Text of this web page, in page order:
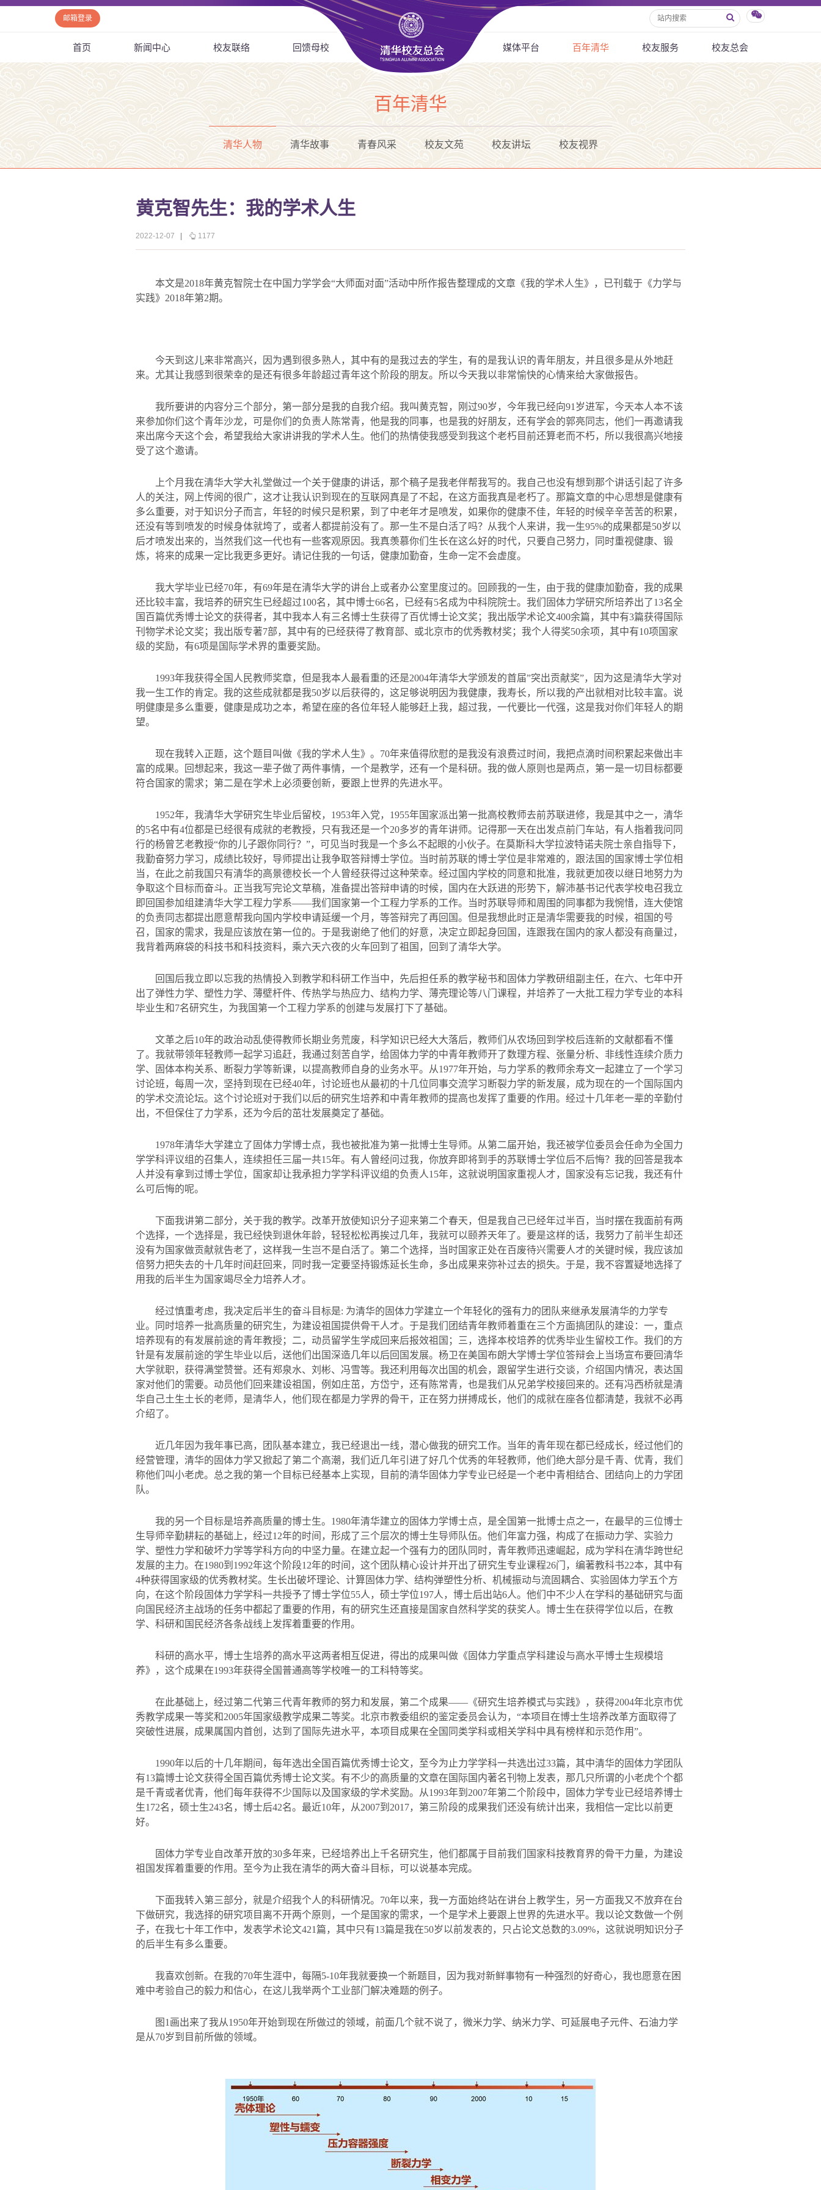
邮箱登录
首页 新闻中心 校友联络 回馈母校 媒体平台 百年清华 校友服务 校友总会
百年清华
清华人物 清华故事 青春风采 校友文苑 校友讲坛 校友视界
黄克智先生：我的学术人生
2022-12-07 1177
本文是2018年黄克智院士在中国力学学会“大师面对面”活动中所作报告整理成的文章《我的学术人生》，已刊载于《力学与
实践》 2018年第2期。
今天到这儿来非常高兴，因为遇到很多熟人，其中有的是我过去的学生，有的是我认识的青年朋友，并且很多是从外地赶
来。尤其让我感到很荣幸的是还有很多年龄超过青年这个阶段的朋友。所以今天我以非常愉快的心情来给大家做报告。
我所要讲的内容分三个部分，第一部分是我的自我介绍。我叫黄克智，刚过90岁，今年我已经向91 岁进军，今天本人本不该
来参加你们这个青年沙龙，可是你们的负责人陈常青，他是我的同事，也是我的好朋友，还有学会的郭亮同志，他们一再邀请我
来出席今天这个会，希望我给大家讲讲我的学术人生。他们的热情使我感受到我这个老朽目前还算老而不朽，所以我很高兴地接
受了这个邀请。
上个月我在清华大学大礼堂做过一个关于健康的讲话，那个稿子是我老伴帮我写的。我自己也没有想到那个讲话引起了许多
人的关注，网上传阅的很广，这才让我认识到现在的互联网真是了不起，在这方面我真是老朽了。那篇文章的中心思想是健康有
多么重要，对于知识分子而言，年轻的时候只是积累，到了中老年才是喷发，如果你的健康不佳，年轻的时候辛辛苦苦的积累，
还没有等到喷发的时候身体就垮了，或者人都提前没有了。那一生不是白活了吗？从我个人来讲，我一生95%的成果都是50岁以
后才喷发出来的，当然我们这一代也有一些客观原因。我真羡慕你们生长在这么好的时代，只要自己努力，同时重视健康、锻
炼，将来的成果一定比我更多更好。请记住我的一句话，健康加勤奋，生命一定不会虚度。
我大学毕业已经70年，有69年是在清华大学的讲台上或者办公室里度过的。回顾我的一生，由于我的健康加勤奋，我的成果
还比较丰富，我培养的研究生已经超过100名，其中博士66名，已经有5名成为中科院院士。我们固体力学研究所培养出了13名全
国百篇优秀博士论文的获得者，其中我本人有三名博士生获得了百优博士论文奖；我出版学术论文400余篇，其中有3篇获得国际
刊物学术论文奖；我出版专著7部，其中有的已经获得了教育部、或北京市的优秀教材奖；我个人得奖50余项，其中有10项国家
级的奖励，有6项是国际学术界的重要奖励。
1993年我获得全国人民教师奖章，但是我本人最看重的还是2004年清华大学颁发的首届”突出贡献奖”，因为这是清华大学对
我一生工作的肯定。我的这些成就都是我50岁以后获得的，这足够说明因为我健康，我寿长，所以我的产出就相对比较丰富。说
明健康是多么重要，健康是成功之本，希望在座的各位年轻人能够赶上我，超过我，一代要比一代强，这是我对你们年轻人的期
望。
现在我转入正题，这个题目叫做《我的学术人生》。 70年来值得欣慰的是我没有浪费过时间，我把点滴时间积累起来做出丰
富的成果。回想起来，我这一辈子做了两件事情，一个是教学，还有一个是科研。我的做人原则也是两点，第一是一切目标都要
符合国家的需求；第二是在学术上必须要创新，要跟上世界的先进水平。
1952年，我清华大学研究生毕业后留校， 1953年入党， 1955年国家派出第一批高校教师去前苏联进修，我是其中之一，清华
的5名中有4位都是已经很有成就的老教授，只有我还是一个20多岁的青年讲师。记得那一天在出发点前门车站，有人指着我问同
行的杨曾艺老教授“你的儿子跟你同行？ ”，可见当时我是一个多么不起眼的小伙子。在莫斯科大学拉波特诺夫院士亲自指导下，
我勤奋努力学习，成绩比较好，导师提出让我争取答辩博士学位。当时前苏联的博士学位是非常难的，跟法国的国家博士学位相
当，在此之前我国只有清华的高景德校长一个人曾经获得过这种荣幸。经过国内学校的同意和批准，我就更加夜以继日地努力为
争取这个目标而奋斗。正当我写完论文草稿，准备提出答辩申请的时候，国内在大跃进的形势下，解沛基书记代表学校电召我立
即回国参加组建清华大学工程力学系——我们国家第一个工程力学系的工作。当时苏联导师和周围的同事都为我惋惜，连大使馆
的负责同志都提出愿意帮我向国内学校申请延缓一个月，等答辩完了再回国。但是我想此时正是清华需要我的时候，祖国的号
召，国家的需求，我是应该放在第一位的。于是我谢绝了他们的好意，决定立即起身回国，连跟我在国内的家人都没有商量过，
我背着两麻袋的科技书和科技资料，乘六天六夜的火车回到了祖国，回到了清华大学。
回国后我立即以忘我的热情投入到教学和科研工作当中，先后担任系的教学秘书和固体力学教研组副主任，在六、七年中开
出了弹性力学、塑性力学、薄壁杆件、传热学与热应力、结构力学、薄壳理论等八门课程，并培养了一大批工程力学专业的本科
毕业生和7名研究生，为我国第一个工程力学系的创建与发展打下了基础。
文革之后10年的政治动乱使得教师长期业务荒废，科学知识已经大大落后，教师们从农场回到学校后连新的文献都看不懂
了。我就带领年轻教师一起学习追赶，我通过刻苦自学，给固体力学的中青年教师开了数理方程、张量分析、非线性连续介质力
学、固体本构关系、断裂力学等新课，以提高教师自身的业务水平。从1977年开始，与力学系的教师余寿文一起建立了一个学习
讨论班，每周一次，坚持到现在已经40年，讨论班也从最初的十几位同事交流学习断裂力学的新发展，成为现在的一个国际国内
的学术交流论坛。这个讨论班对于我们以后的研究生培养和中青年教师的提高也发挥了重要的作用。经过十几年老一辈的辛勤付
出，不但保住了力学系，还为今后的茁壮发展奠定了基础。
1978年清华大学建立了固体力学博士点，我也被批准为第一批博士生导师。从第二届开始，我还被学位委员会任命为全国力
学学科评议组的召集人，连续担任三届一共15年。有人曾经问过我，你放弃即将到手的苏联博士学位后不后悔？我的回答是我本
人并没有拿到过博士学位，国家却让我承担力学学科评议组的负责人15年，这就说明国家重视人才，国家没有忘记我，我还有什
么可后悔的呢。
下面我讲第二部分，关于我的教学。改革开放使知识分子迎来第二个春天，但是我自己已经年过半百，当时摆在我面前有两
个选择，一个选择是，我已经快到退休年龄，轻轻松松再挨过几年，我就可以颐养天年了。要是这样的话，我努力了前半生却还
没有为国家做贡献就告老了，这样我一生岂不是白活了。第二个选择，当时国家正处在百废待兴需要人才的关键时候，我应该加
倍努力把失去的十几年时间赶回来，同时我一定要坚持锻炼延长生命，多出成果来弥补过去的损失。于是，我不容置疑地选择了
用我的后半生为国家竭尽全力培养人才。
经过慎重考虑，我决定后半生的奋斗目标是: 为清华的固体力学建立一个年轻化的强有力的团队来继承发展清华的力学专
业。同时培养一批高质量的研究生，为建设祖国提供骨干人才。于是我们团结青年教师着重在三个方面搞团队的建设：一，重点
培养现有的有发展前途的青年教授；二，动员留学生学成回来后报效祖国；三，选择本校培养的优秀毕业生留校工作。我们的方
针是有发展前途的学生毕业以后，送他们出国深造几年以后回国发展。杨卫在美国布朗大学博士学位答辩会上当场宣布要回清华
大学就职，获得满堂赞誉。还有郑泉水、刘彬、冯雪等。我还利用每次出国的机会，跟留学生进行交谈，介绍国内情况，表达国
家对他们的需要。动员他们回来建设祖国，例如庄茁，方岱宁，还有陈常青，也是我们从兄弟学校接回来的。还有冯西桥就是清
华自己土生土长的老师，是清华人，他们现在都是力学界的骨干，正在努力拼搏成长，他们的成就在座各位都清楚，我就不必再
介绍了。
近几年因为我年事已高，团队基本建立，我已经退出一线，潜心做我的研究工作。当年的青年现在都已经成长，经过他们的
经营管理，清华的固体力学又掀起了第二个高潮，我们近几年引进了好几个优秀的年轻教师，他们绝大部分是千青、优青，我们
称他们叫小老虎。总之我的第一个目标已经基本上实现，目前的清华固体力学专业已经是一个老中青相结合、团结向上的力学团
队。
我的另一个目标是培养高质量的博士生。 1980年清华建立的固体力学博士点，是全国第一批博士点之一，在最早的三位博士
生导师辛勤耕耘的基础上，经过12年的时间，形成了三个层次的博士生导师队伍。他们年富力强，构成了在振动力学、实验力
学、塑性力学和破坏力学等学科方向的中坚力量。在建立起一个强有力的团队同时，青年教师迅速崛起，成为学科在清华跨世纪
发展的主力。在1980到 1992年这个阶段12年的时间，这个团队精心设计并开出了研究生专业课程26门，编著教科书22本，其中有
4种获得国家级的优秀教材奖。生长出破坏理论、计算固体力学、结构弹塑性分析、机械振动与流固耦合、实验固体力学五个方
向，在这个阶段固体力学学科一共授予了博士学位55人，硕士学位197人，博士后出站6人。他们中不少人在学科的基础研究与面
向国民经济主战场的任务中都起了重要的作用，有的研究生还直接是国家自然科学奖的获奖人。博士生在获得学位以后，在教
学、科研和国民经济各条战线上发挥着重要的作用。
科研的高水平，博士生培养的高水平这两者相互促进，得出的成果叫做《固体力学重点学科建设与高水平博士生规模培
养》，这个成果在1993年获得全国普通高等学校唯一的工科特等奖。
在此基础上，经过第二代第三代青年教师的努力和发展，第二个成果——《研究生培养模式与实践》，获得2004年北京市优
秀教学成果一等奖和2005年国家级教学成果二等奖。北京市教委组织的鉴定委员会认为， “本项目在博士生培养改革方面取得了
突破性进展，成果属国内首创，达到了国际先进水平，本项目成果在全国同类学科或相关学科中具有榜样和示范作用”。
1990年以后的十几年期间，每年选出全国百篇优秀博士论文，至今为止力学学科一共选出过33篇，其中清华的固体力学团队
有13篇博士论文获得全国百篇优秀博士论文奖。有不少的高质量的文章在国际国内著名刊物上发表，那几只所谓的小老虎个个都
是千青或者优青，他们每年获得不少国际以及国家级的学术奖励。从1993年到 2007年第二个阶段中，固体力学专业已经培养博士
生172名，硕士生243名，博士后42名。最近10年，从2007到 2017，第三阶段的成果我们还没有统计出来，我相信一定比以前更
好。
固体力学专业自改革开放的30多年来，已经培养出上千名研究生，他们都属于目前我们国家科技教育界的骨干力量，为建设
祖国发挥着重要的作用。至今为止我在清华的两大奋斗目标，可以说基本完成。
下面我转入第三部分，就是介绍我个人的科研情况。 70年以来，我一方面始终站在讲台上教学生，另一方面我又不放弃在台
下做研究，我选择的研究项目离不开两个原则，一个是国家的需求，一个是学术上要跟上世界的先进水平。我以论文数做一个例
子，在我七十年工作中，发表学术论文421篇，其中只有13篇是我在50岁以前发表的，只占论文总数的3.09%，这就说明知识分子
的后半生有多么重要。
我喜欢创新。在我的70年生涯中，每隔5-10年我就要换一个新题目，因为我对新鲜事物有一种强烈的好奇心，我也愿意在困
难中考验自己的毅力和信心，在这儿我举两个工业部门解决难题的例子。
图 1 画出来了我从1950年开始到现在所做过的领域，前面几个就不说了，微米力学、纳米力学、可延展电子元件、石油力学
是从70岁到目前所做的领域。